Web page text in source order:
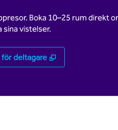
Boka 10–25 rum direkt
sina vistelser.
deltagare ,